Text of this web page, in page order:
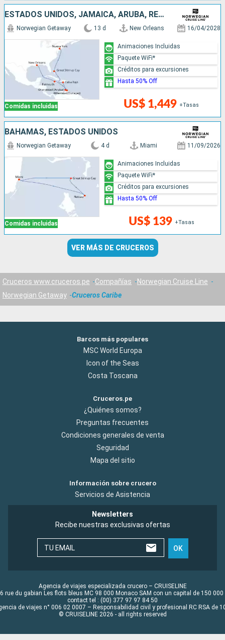
ESTADOS UNIDOS, JAMAICA, ARUBA, REPÚBLICA DOMINICANA, BAHAMAS
Comidas incluidas
Norwegian Getaway 13 d New Orleans 16/04/2028
US$ 1,449 +Tasas
Animaciones Incluidas
Paquete WiFi*
Créditos para excursiones
Hasta 50% Off
BAHAMAS, ESTADOS UNIDOS
Comidas incluidas
Norwegian Getaway 4 d Miami 11/09/2026
US$ 139 +Tasas
Animaciones Incluidas
Paquete WiFi*
Créditos para excursiones
Hasta 50% Off
VER MÁS DE CRUCEROS
Cruceros www.cruceros.pe Compañías
Norwegian Cruise Line
Norwegian Getaway
Cruceros Caribe
Barcos más populares
MSC World Europa
Icon of the Seas
Costa Toscana
Cruceros.pe
¿Quiénes somos?
Preguntas frecuentes
Condiciones generales de venta
Seguridad
Mapa del sitio
Información sobre crucero
Servicios de Asistencia
Newsletters
Recibe nuestras exclusivas ofertas
TU EMAIL OK
Agencia de viajes especializada crucero – CRUISELINE
rue du gabian Les flots bleus MC 98 000 Monaco SAM con un capital de 150 000
contact tel : (00) 377 97 97 84 50
de viajes n° 006 02 0007 – Responsabilidad civil y profesional RC RSA de
© CRUISELINE 2026 - all rights reserved